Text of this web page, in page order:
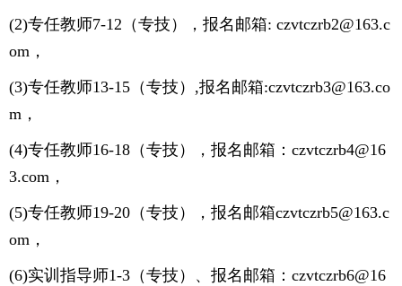
(2)专任教师7-12（专技），报名邮箱: czvtczrb2@163.c
om，
(3)专任教师13-15（专技）,报名邮箱:czvtczrb3@163.co
m，
(4)专任教师16-18（专技），报名邮箱：czvtczrb4@16
3.com，
(5)专任教师19-20（专技），报名邮箱czvtczrb5@163.c
om，
(6)实训指导师1-3（专技）、报名邮箱：czvtczrb6@16